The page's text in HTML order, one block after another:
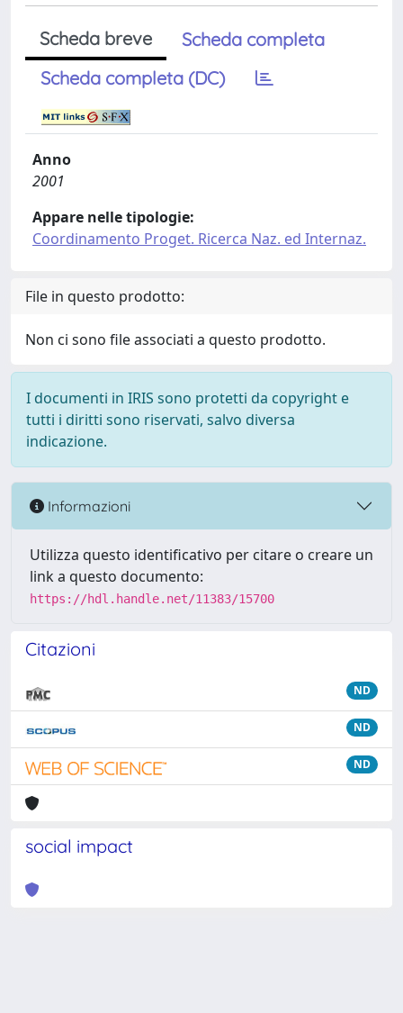
Scheda breve
Scheda completa
Scheda completa (DC)
Anno
2001
Appare nelle tipologie:
Coordinamento Proget. Ricerca Naz. ed Internaz.
File in questo prodotto:
Non ci sono file associati a questo prodotto.
I documenti in IRIS sono protetti da copyright e
tutti i diritti sono riservati, salvo diversa
indicazione.
Informazioni
Utilizza questo identificativo per citare o creare un
link a questo documento:
https://hdl.handle.net/11383/15700
Citazioni
ND
ND
ND
social impact